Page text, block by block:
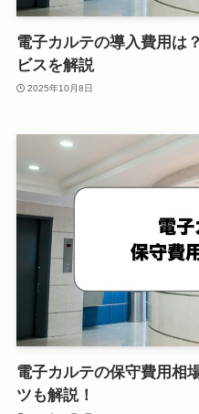
電子カルテの導入費用は
ビスを解説
2025年10月8日
電子カルテの保守費用相
ツも解説！